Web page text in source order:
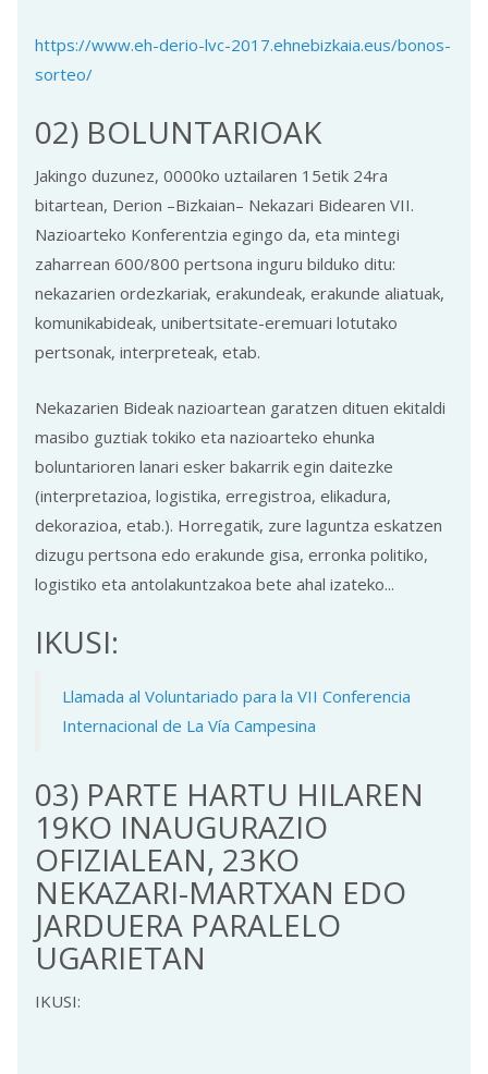
https://www.eh-derio-lvc-2017.ehnebizkaia.eus/bonos-
sorteo/
02) BOLUNTARIOAK
Jakingo duzunez, 0000ko uztailaren 15etik 24ra
bitartean, Derion –Bizkaian– Nekazari Bidearen VII.
Nazioarteko Konferentzia egingo da, eta mintegi
zaharrean 600/800 pertsona inguru bilduko ditu:
nekazarien ordezkariak, erakundeak, erakunde aliatuak,
komunikabideak, unibertsitate-eremuari lotutako
pertsonak, interpreteak, etab.
Nekazarien Bideak nazioartean garatzen dituen ekitaldi
masibo guztiak tokiko eta nazioarteko ehunka
boluntarioren lanari esker bakarrik egin daitezke
(interpretazioa, logistika, erregistroa, elikadura,
dekorazioa, etab.). Horregatik, zure laguntza eskatzen
dizugu pertsona edo erakunde gisa, erronka politiko,
logistiko eta antolakuntzakoa bete ahal izateko...
IKUSI:
Llamada al Voluntariado para la VII Conferencia
Internacional de La Vía Campesina
03) PARTE HARTU HILAREN
19KO INAUGURAZIO
OFIZIALEAN, 23KO
NEKAZARI-MARTXAN EDO
JARDUERA PARALELO
UGARIETAN
IKUSI: